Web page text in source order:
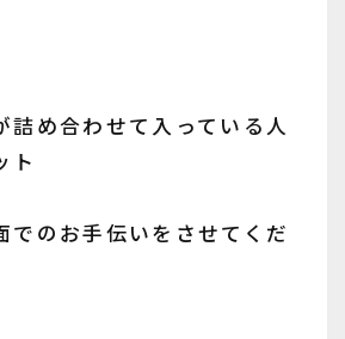
詰め合わせて入っている人
ト
でのお手伝いをさせてくだ